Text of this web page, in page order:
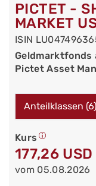
PICTET -
MARKET
ISIN
Geldmarktfonds
Pictet Asset
Anteilklassen (6)
Kurs
177,26 USD
vom 05.08.2026